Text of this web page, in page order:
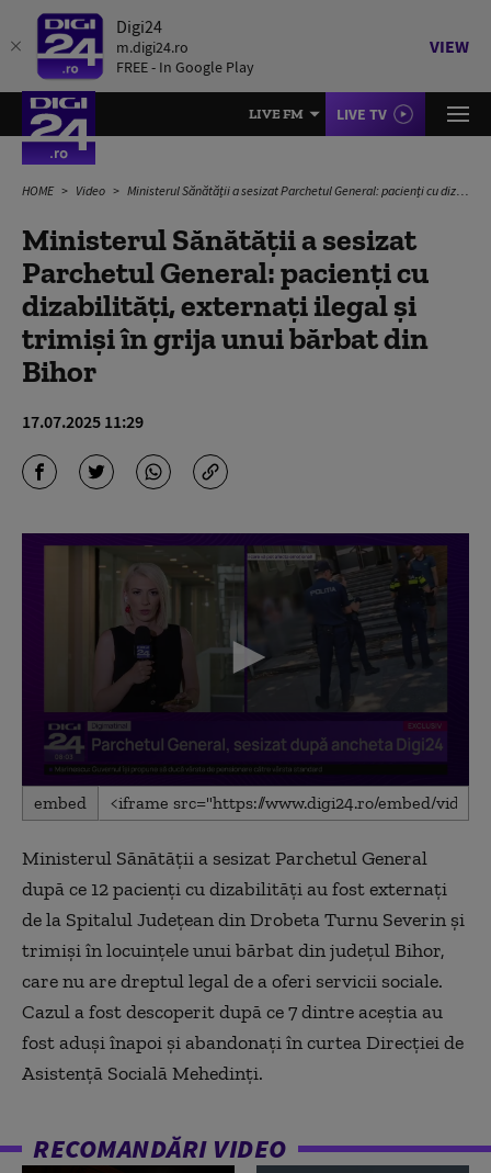
Digi24
m.digi24.ro
FREE - In Google Play
VIEW
LIVE FM LIVE TV
HOME Video Ministerul Sănătății a sesizat Parchetul General: pacienți cu dizabilități, externați ilegal și trimiși în grija unui bărbat din Bihor
Ministerul Sănătății a sesizat
Parchetul General: pacienți cu
dizabilități, externați ilegal și
trimiși în grija unui bărbat din
Bihor
17.07.2025 11:29
0
seconds
minutes,
48
seconds
embed
Ministerul Sănătății a sesizat Parchetul General
după ce 12 pacienți cu dizabilități au fost externați
de la Spitalul Județean din Drobeta Turnu Severin și
trimiși în locuințele unui bărbat din județul Bihor,
care nu are dreptul legal de a oferi servicii sociale.
Cazul a fost descoperit după ce 7 dintre aceștia au
fost aduși înapoi și abandonați în curtea Direcției de
Asistență Socială Mehedinți.
RECOMANDĂRI VIDEO